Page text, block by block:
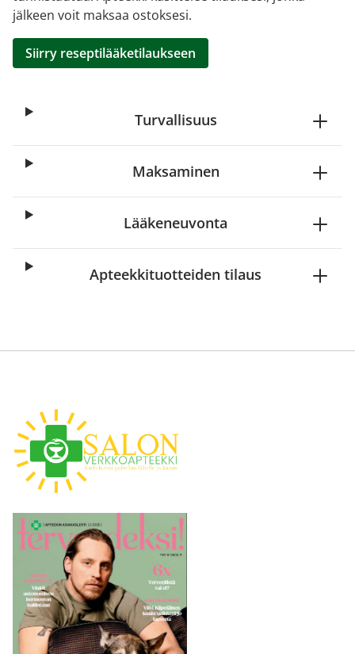
jälkeen voit maksaa ostoksesi.
Siirry reseptilääketilaukseen
Turvallisuus
Maksaminen
Lääkeneuvonta
Apteekkituotteiden tilaus